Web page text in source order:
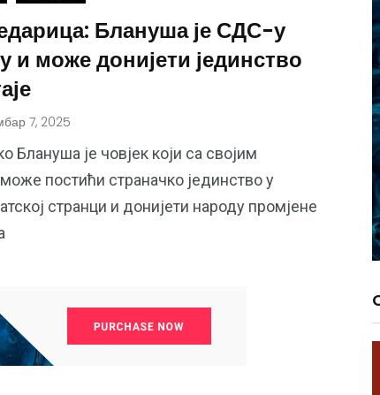
Блануша је СДС-у
и може донијети јединство
7, 2025
Блануша је човјек који са својим
постићи страначко јединство у
странци и донијети народу промјене